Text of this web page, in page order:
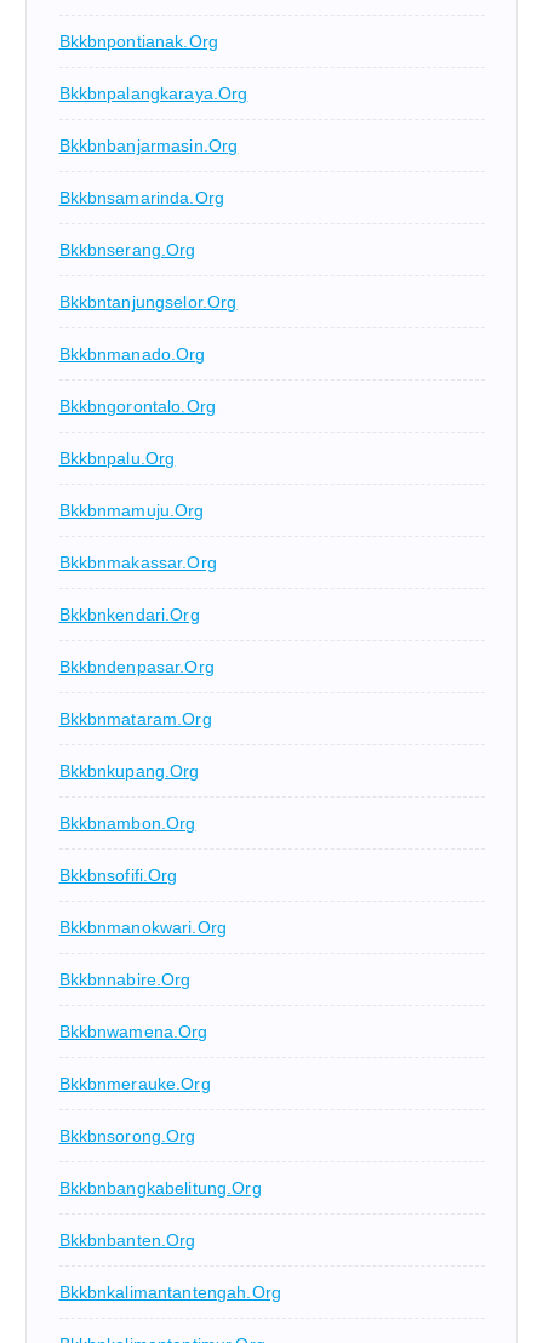
Bkkbnpontianak.org
Bkkbnpalangkaraya.org
Bkkbnbanjarmasin.org
Bkkbnsamarinda.org
Bkkbnserang.org
Bkkbntanjungselor.org
Bkkbnmanado.org
Bkkbngorontalo.org
Bkkbnpalu.org
Bkkbnmamuju.org
Bkkbnmakassar.org
Bkkbnkendari.org
Bkkbndenpasar.org
Bkkbnmataram.org
Bkkbnkupang.org
Bkkbnambon.org
Bkkbnsofifi.org
Bkkbnmanokwari.org
Bkkbnnabire.org
Bkkbnwamena.org
Bkkbnmerauke.org
Bkkbnsorong.org
Bkkbnbangkabelitung.org
Bkkbnbanten.org
Bkkbnkalimantantengah.org